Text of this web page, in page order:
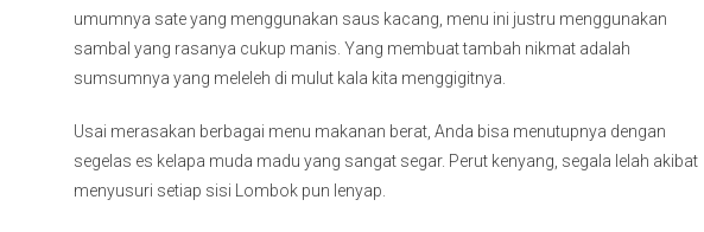
umumnya sate yang menggunakan saus kacang, menu ini justru menggunakan
sambal yang rasanya cukup manis. Yang membuat tambah nikmat adalah
sumsumnya yang meleleh di mulut kala kita menggigitnya.
Usai merasakan berbagai menu makanan berat, Anda bisa menutupnya dengan
segelas es kelapa muda madu yang sangat segar. Perut kenyang, segala lelah akibat
menyusuri setiap sisi Lombok pun lenyap.